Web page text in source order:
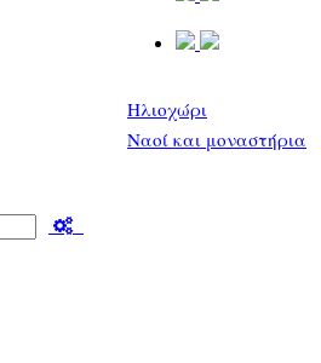
Ηλιοχώρι
Ναοί και μοναστήρια